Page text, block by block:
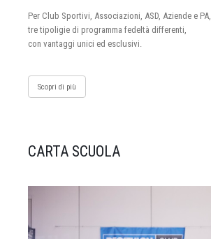
Per Club Sportivi, Associazioni, ASD, Aziende e PA,
tre tipoligie di programma fedeltà differenti,
con vantaggi unici ed esclusivi.
Scopri di più
CARTA SCUOLA